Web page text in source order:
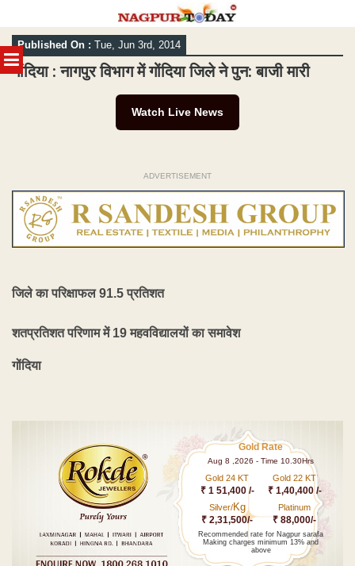
MENU
Skip
to
content
Published On : Tue, Jun 3rd, 2014
गोंदिया : नागपुर विभाग में गोंदिया जिले ने पुन: बाजी मारी
Watch Live News
ADVERTISEMENT
जिले का परिक्षाफल 91.5 प्रतिशत
शतप्रतिशत परिणाम में 19 महवविद्यालयों का समावेश
गोंदिया
Gold Rate
Aug 8 ,2026 - Time 10.30Hrs
Gold 24 KT
₹ 1 51,400 /-
Gold 22 KT
₹ 1,40,400 /-
Silver/Kg
₹ 2,31,500/-
Platinum
₹ 88,000/-
Recommended rate for Nagpur sarafa
Making charges minimum 13% and
above